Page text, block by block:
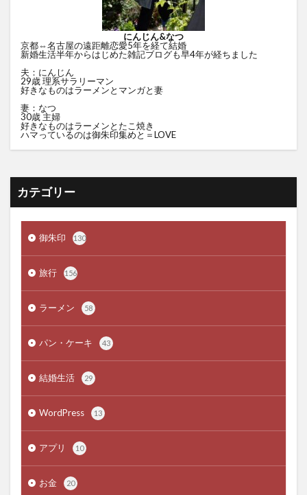
にんじん&なつ
京都⇔名古屋の遠距離恋愛5年を経て結婚
新婚生活半年からはじめた雑記ブログも早4年が経ちました
夫：にんじん
29歳 理系サラリーマン
好きなものはラーメンとマンガと妻
妻：なつ
30歳 主婦
好きなものはラーメンとたこ焼き
ハマっているのは御朱印集めと＝LOVE
カテゴリー
御朱印 130
旅行 156
ラーメン 58
パン・ケーキ 43
結婚生活 29
WordPress 13
アプリ 10
お金 20